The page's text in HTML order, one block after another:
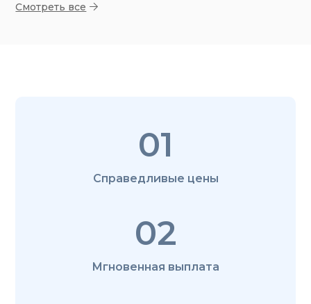
Смотреть все
01
Справедливые цены
02
Мгновенная выплата